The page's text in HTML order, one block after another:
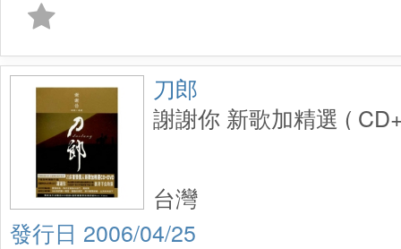
刀郎
謝謝你 新歌加精選 (
2006/04/25
台灣